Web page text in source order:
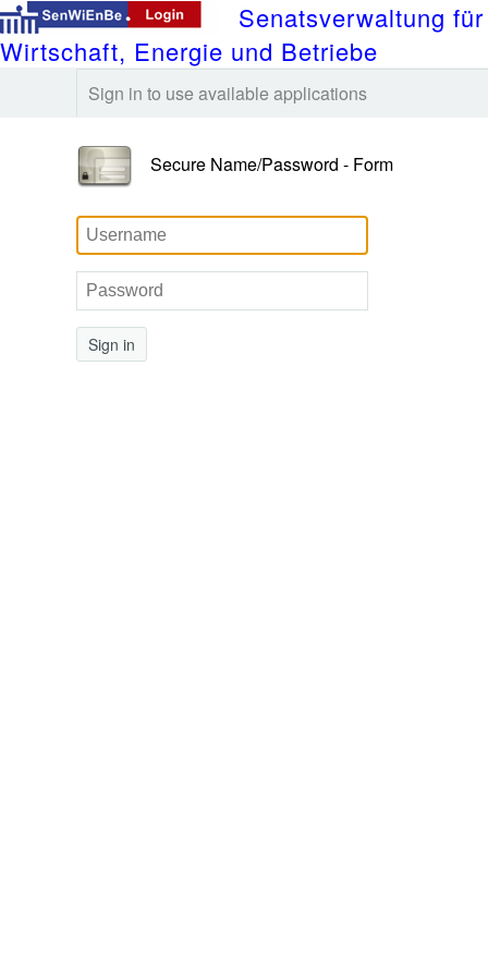
Senatsverwaltung für
Wirtschaft, Energie und Betriebe
Sign in to use available applications
Secure Name/Password - Form
Sign in